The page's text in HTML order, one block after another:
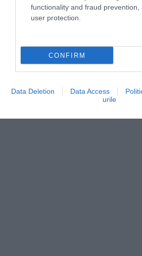
functionality and fraud prevention,
user protection.
CONFIRM
Data Deletion Data Access
urile
pe un tobogan spectaculos, lung